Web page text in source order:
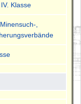
Klasse
,